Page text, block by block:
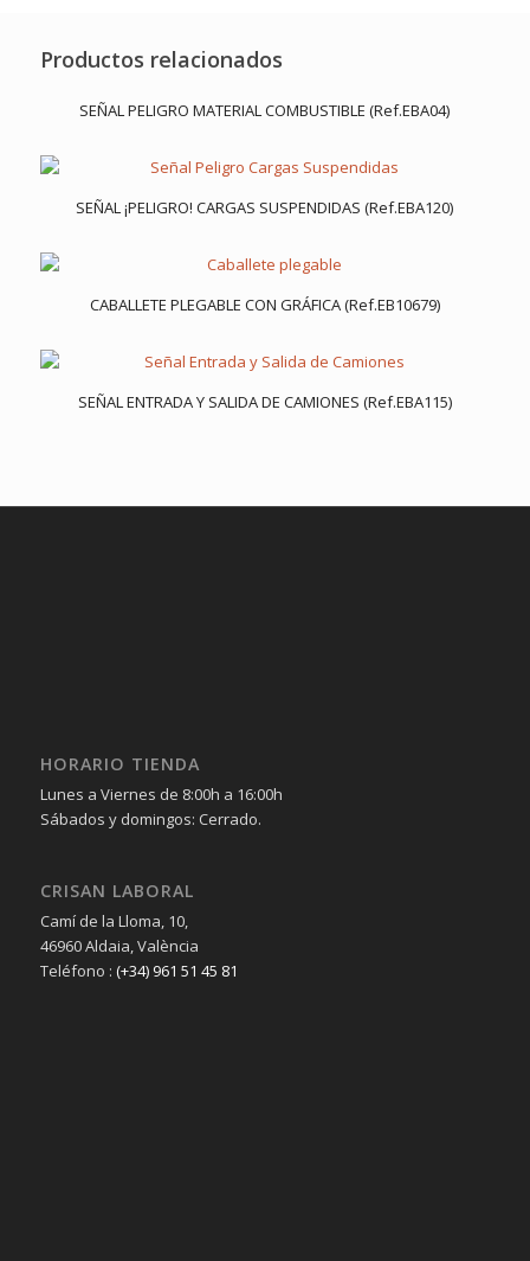
Productos relacionados
SEÑAL PELIGRO MATERIAL COMBUSTIBLE (Ref.EBA04)
SEÑAL ¡PELIGRO! CARGAS SUSPENDIDAS (Ref.EBA120)
CABALLETE PLEGABLE CON GRÁFICA (Ref.EB10679)
SEÑAL ENTRADA Y SALIDA DE CAMIONES (Ref.EBA115)
HORARIO TIENDA
Lunes a Viernes de 8:00h a 16:00h
Sábados y domingos: Cerrado.
CRISAN LABORAL
Camí de la Lloma, 10,
46960 Aldaia, València
Teléfono : (+34) 961 51 45 81